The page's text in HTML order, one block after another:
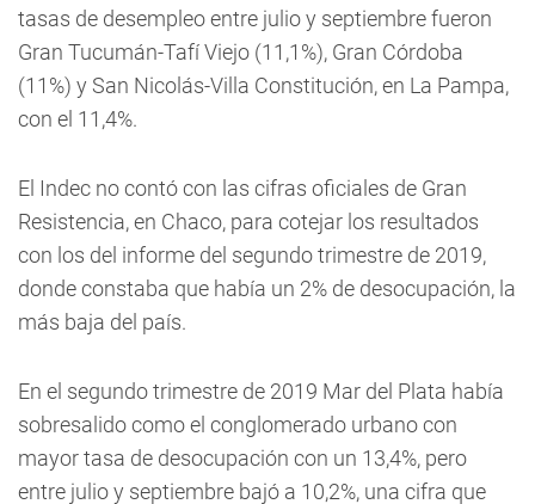
tasas de desempleo entre julio y septiembre fueron
Gran Tucumán-Tafí Viejo (11,1%), Gran Córdoba
(11%) y San Nicolás-Villa Constitución, en La Pampa,
con el 11,4%.
El Indec no contó con las cifras oficiales de Gran
Resistencia, en Chaco, para cotejar los resultados
con los del informe del segundo trimestre de 2019,
donde constaba que había un 2% de desocupación, la
más baja del país.
En el segundo trimestre de 2019 Mar del Plata había
sobresalido como el conglomerado urbano con
mayor tasa de desocupación con un 13,4%, pero
entre julio y septiembre bajó a 10,2%, una cifra que